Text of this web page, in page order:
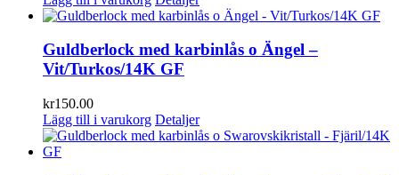
Guldberlock med karbinlås o Ängel –
Vit/Turkos/14K GF
kr150.00
Lägg till i varukorg Detaljer